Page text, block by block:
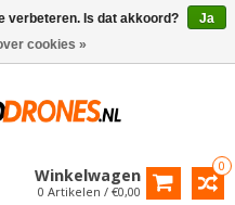
0
Winkelwagen
0 Artikelen / €0,00
verbeteren. Is dat akkoord?
Ja
cookies »